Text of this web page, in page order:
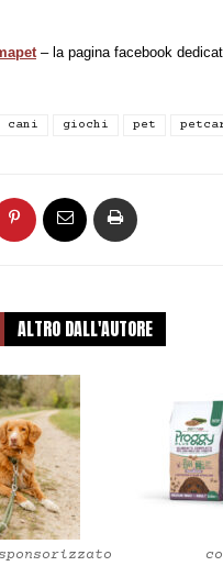
– la pagina facebook
cani giochi pet
ALTRO DALL'AUTORE